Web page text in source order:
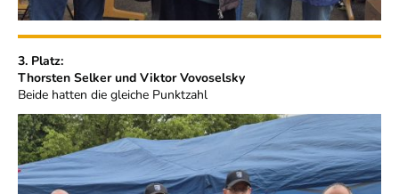
3. Platz:
Thorsten Selker und Viktor Vovoselsky
Beide hatten die gleiche Punktzahl